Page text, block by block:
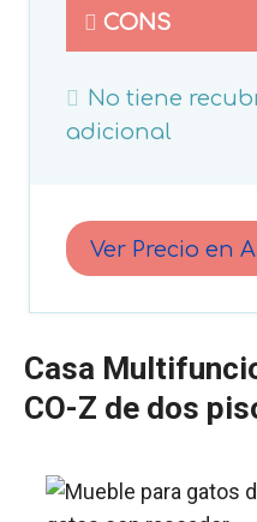
CONS
No tiene
adicional
Ver Precio en
Casa
CO-Z de dos